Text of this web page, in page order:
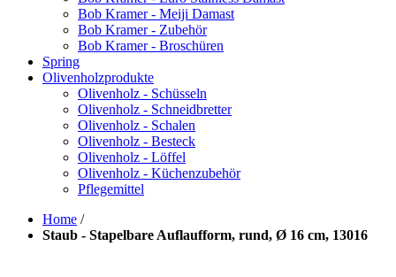
Bob Kramer - Meiji Damast
Bob Kramer - Zubehör
Bob Kramer - Broschüren
Spring
Olivenholzprodukte
Olivenholz - Schüsseln
Olivenholz - Schneidbretter
Olivenholz - Schalen
Olivenholz - Besteck
Olivenholz - Löffel
Olivenholz - Küchenzubehör
Pflegemittel
Home /
Staub - Stapelbare Auflaufform, rund, Ø 16 cm, 13016